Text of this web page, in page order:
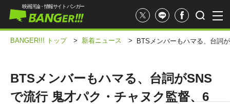
映画評論・情報サイト バンガー
BANGER!!! トップ > 新着ニュース > BTSメンバーもハマる、台詞
BTSメンバーもハマる、台詞がSNS
で流行 鬼才パク・チャヌク監督、6